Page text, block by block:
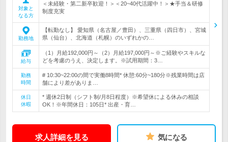
対象と
なる方
＜未経験・第二新卒歓迎！＞＜20~40代活躍中！＞★手当＆研修
制度充実
勤務地
【転勤なし】 愛知県（名古屋／豊田）、三重県（四日市）、宮城
県（仙台）、北海道（札幌）のいずれかの…
給与
（1）月給192,000円～（2）月給197,000円～※ご経験やスキルな
どを考慮のうえ、決定します。※試用期間：3…
勤務
時間
# 10:30~22:00の間で実働8時間* 休憩:60分~180分※残業時間は店
舗により差がありま…
休日
休暇
* 週休2日制（シフト制/月8日程度）※希望休による休みの相談
OK！※年間休日：105日* 出産・育…
求人詳細を見る 気になる